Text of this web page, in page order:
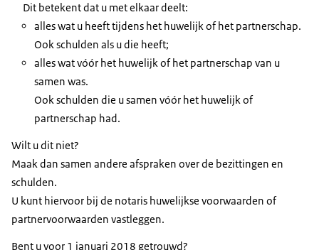
Dit betekent dat u met elkaar deelt:
alles wat u heeft tijdens het huwelijk of het partnerschap.
Ook schulden als u die heeft;
alles wat vóór het huwelijk of het partnerschap van u
samen was.
Ook schulden die u samen vóór het huwelijk of
partnerschap had.
Wilt u dit niet?
Maak dan samen andere afspraken over de bezittingen en
schulden.
U kunt hiervoor bij de notaris huwelijkse voorwaarden of
partnervoorwaarden vastleggen.
Bent u voor 1 januari 2018 getrouwd?